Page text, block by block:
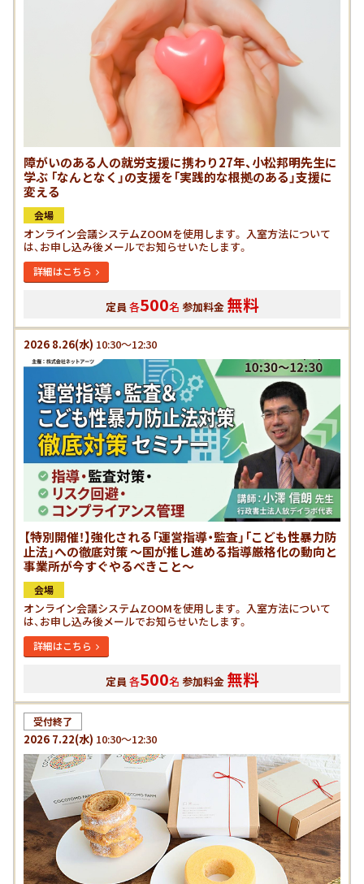
障がいのある人の就労支援に携わり27年、小松邦明先生に
学ぶ 「なんとなく」の支援を「実践的な根拠のある」支援に
変える
会場
オンライン会議システムZOOMを使用します。 入室方法について
は、お申し込み後メールでお知らせいたします。
詳細はこちら
定員 各500名 参加料金 無料
2026 8.26(水) 10:30～12:30
【特別開催！】強化される「運営指導・監査」「こども性暴力防
止法」への徹底対策 ～国が推し進める指導厳格化の動向と
事業所が今すぐやるべきこと～
会場
オンライン会議システムZOOMを使用します。 入室方法について
は、お申し込み後メールでお知らせいたします。
詳細はこちら
定員 各500名 参加料金 無料
受付終了
2026 7.22(水) 10:30～12:30